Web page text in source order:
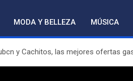
MODA Y BELLEZA MÚSICA
y Cachitos, las mejores ofertas